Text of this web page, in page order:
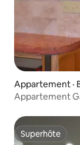
Appartement ·
Appartement
Superhôte
Superhôte